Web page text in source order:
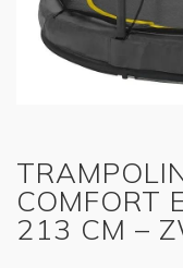
COMFORT
213 CM –